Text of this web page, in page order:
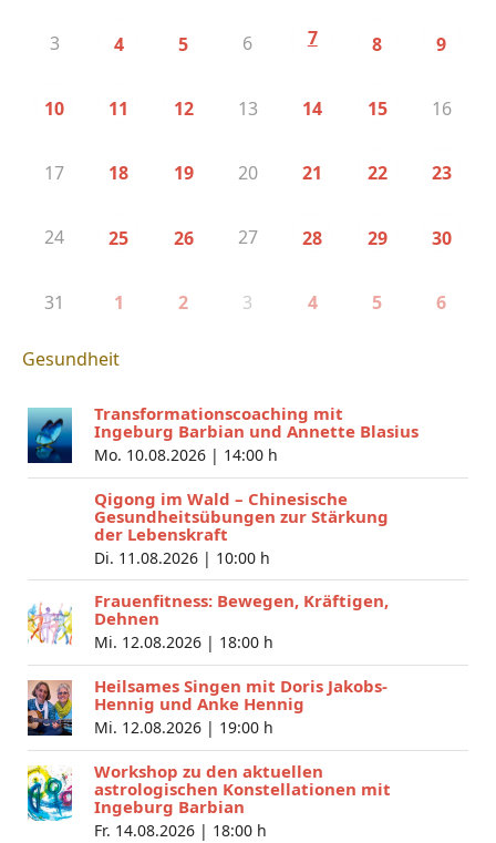
3 4 5 6 7 8 9
10 11 12 13 14 15 16
17 18 19 20 21 22 23
24 25 26 27 28 29 30
31 1 2 3 4 5 6
Gesundheit
Transformationscoaching mit
Ingeburg Barbian und Annette Blasius
Mo. 10.08.2026 | 14:00 h
Qigong im Wald – Chinesische
Gesundheitsübungen zur Stärkung
der Lebenskraft
Di. 11.08.2026 | 10:00 h
Frauenfitness: Bewegen, Kräftigen,
Dehnen
Mi. 12.08.2026 | 18:00 h
Heilsames Singen mit Doris Jakobs-
Hennig und Anke Hennig
Mi. 12.08.2026 | 19:00 h
Workshop zu den aktuellen
astrologischen Konstellationen mit
Ingeburg Barbian
Fr. 14.08.2026 | 18:00 h